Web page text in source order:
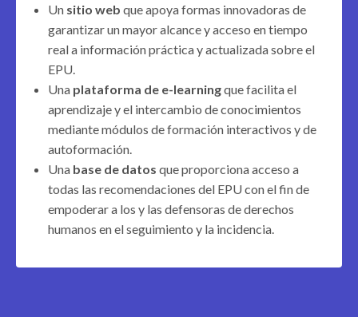
Un sitio web que apoya formas innovadoras de
garantizar un mayor alcance y acceso en tiempo
real a información práctica y actualizada sobre el
EPU.
Una plataforma de e-learningque facilita el
aprendizaje y el intercambio de conocimientos
mediante módulos de formación interactivos y de
autoformación.
Una base de datos que proporciona acceso a
todas las recomendaciones del EPU con el fin de
empoderar a los y las defensoras de derechos
humanos en el seguimiento y la incidencia.